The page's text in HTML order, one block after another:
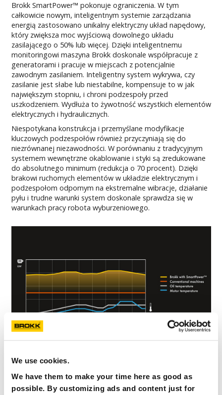
We use cookies.
We have them to make your time here as good as
possible. By customizing ads and content just for
Brokk SmartPower™ pokonuje ograniczenia. W tym
całkowicie nowym, inteligentnym systemie zarządzania
energią zastosowano unikalny elektryczny układ napędowy,
który zwiększa moc wyjściową dowolnego układu
zasilającego o 50% lub więcej. Dzięki inteligentnemu
monitoringowi maszyna Brokk doskonale współpracuje z
generatorami i pracuje w miejscach z potencjalnie
zawodnym zasilaniem. Inteligentny system wykrywa, czy
zasilanie jest słabe lub niestabilne, kompensuje to w jak
największym stopniu, i chroni podzespoły przed
uszkodzeniem. Wydłuża to żywotność wszystkich elementów
elektrycznych i hydraulicznych.
Niespotykana konstrukcja i przemyślane modyfikacje
kluczowych podzespołów również przyczyniają się do
niezrównanej niezawodności. W porównaniu z tradycyjnym
systemem wewnętrzne okablowanie i styki są zredukowane
do absolutnego minimum (redukcja o 70 procent). Dzięki
brakowi ruchomych elementów w układzie elektrycznym i
podzespołom odpornym na ekstremalne wibracje, działanie
pyłu i trudne warunki system doskonale sprawdza się w
warunkach pracy robota wyburzeniowego.